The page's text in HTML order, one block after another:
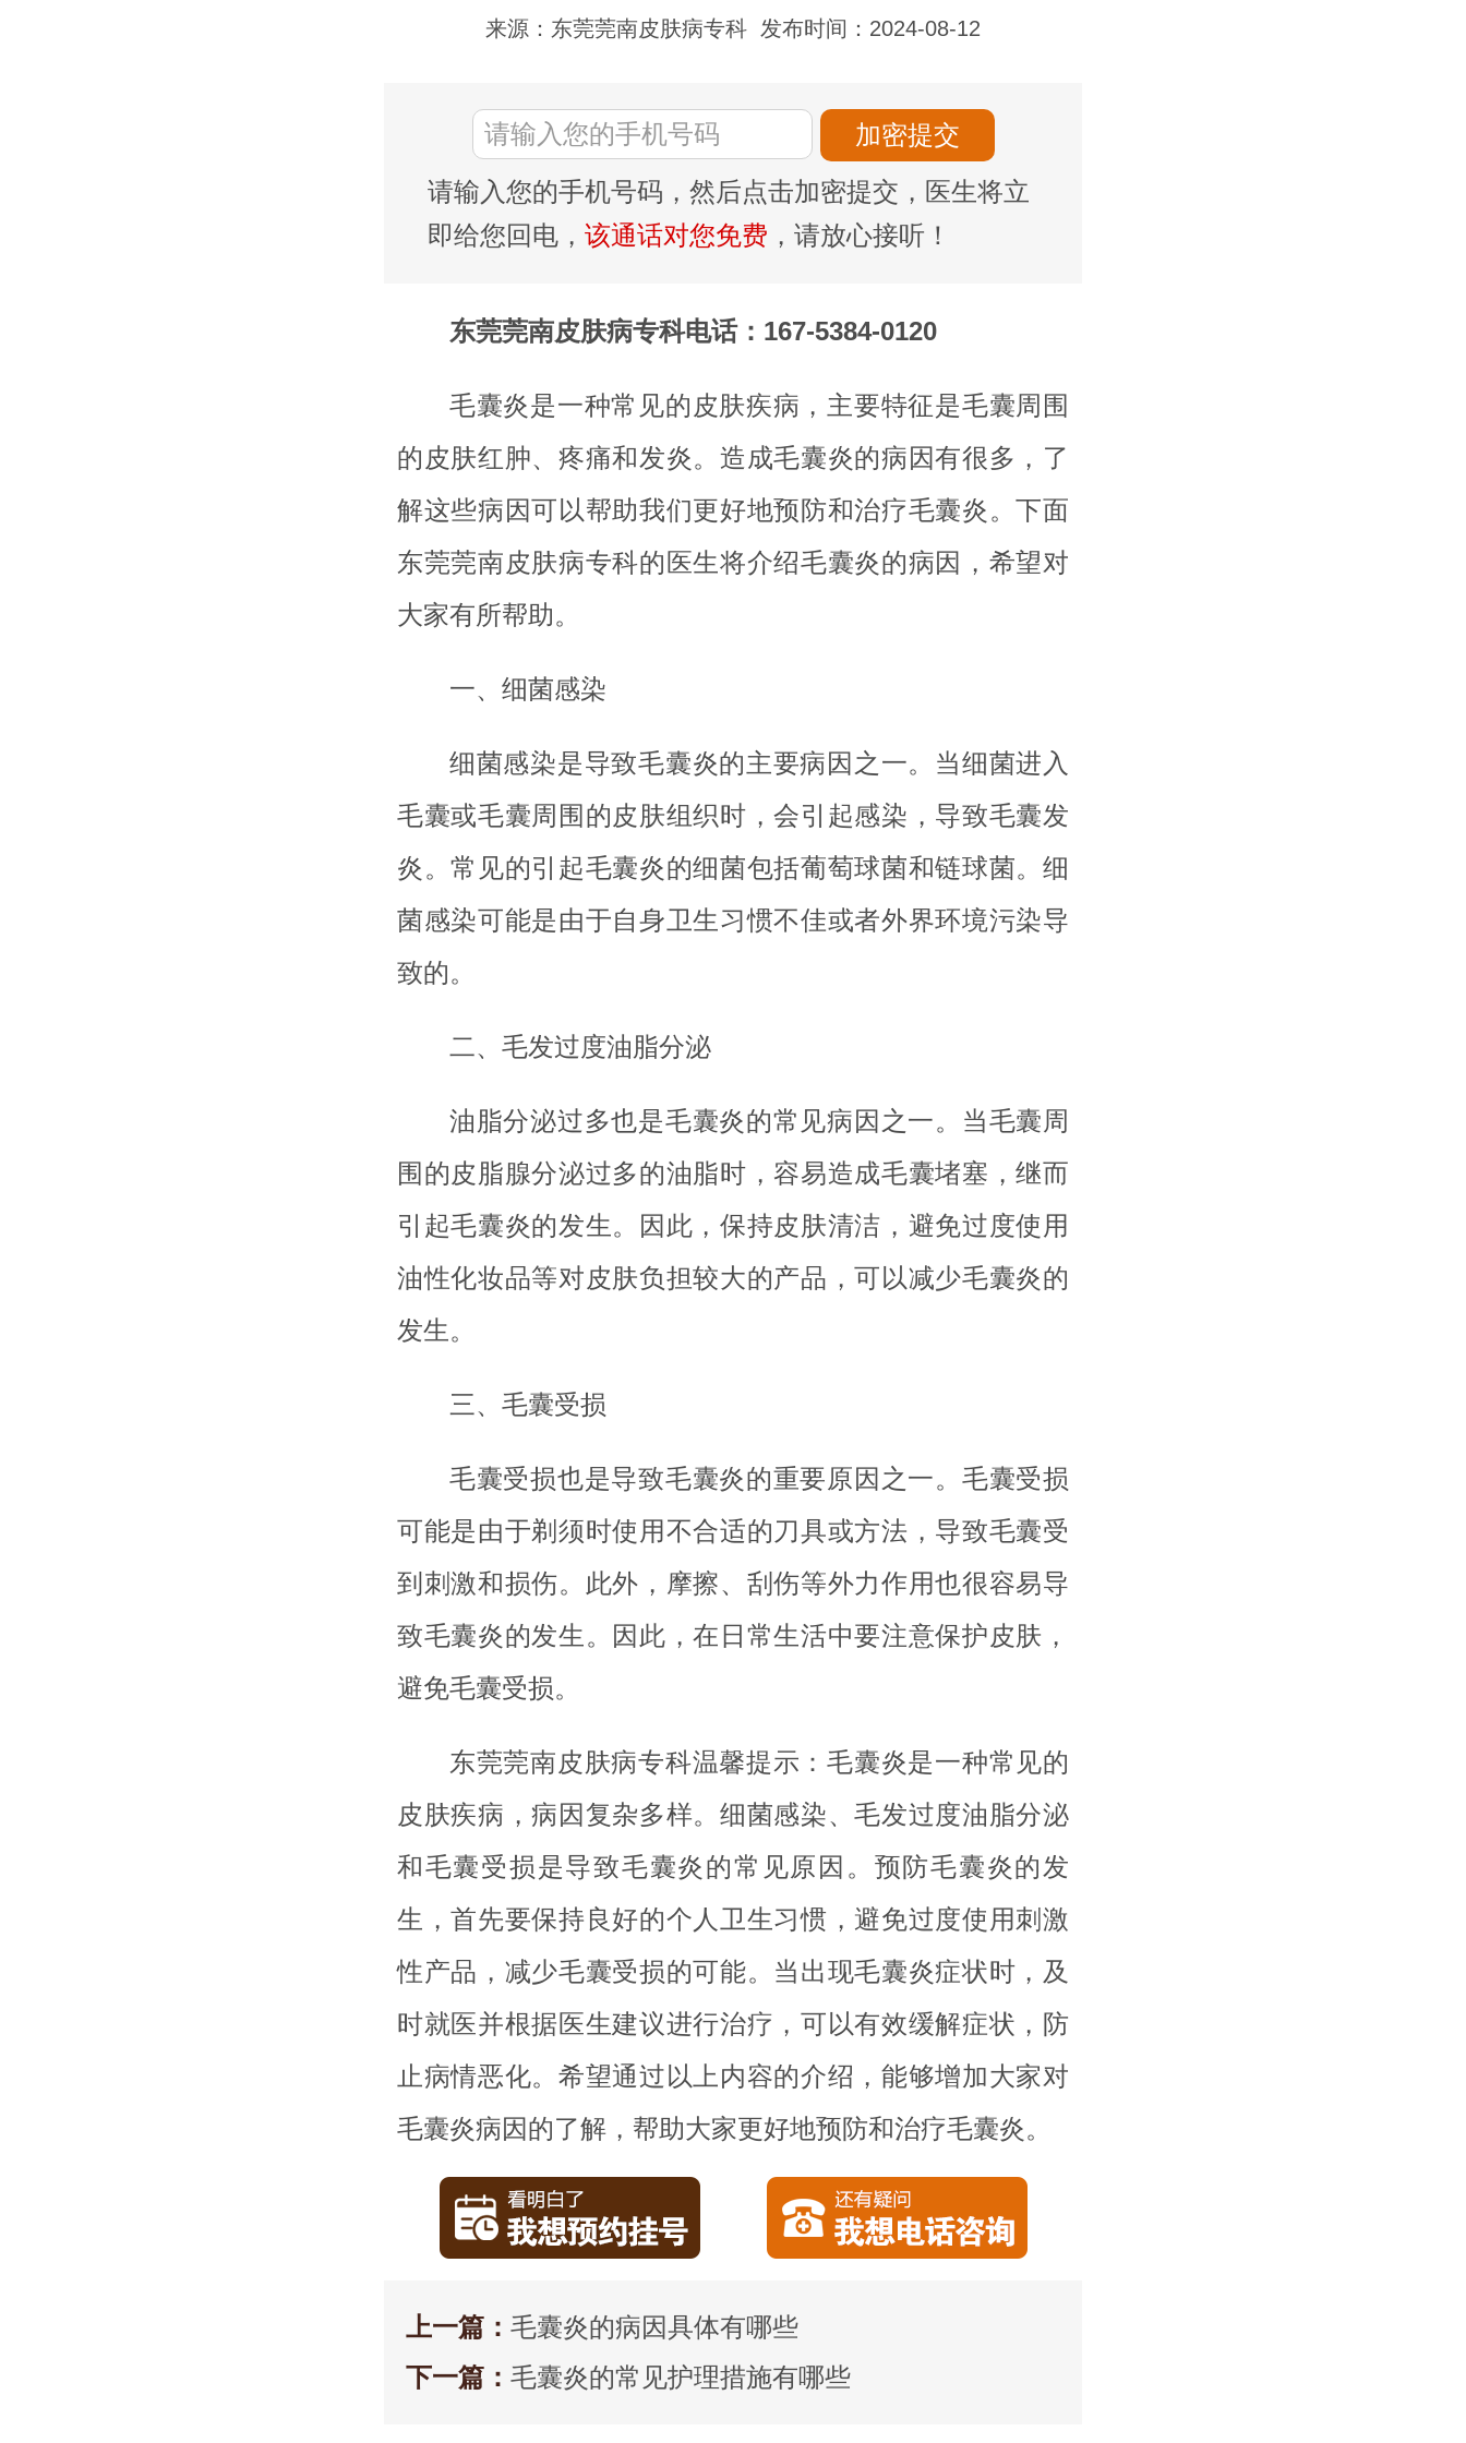
来源：东莞莞南皮肤病专科 发布时间：2024-08-12
请输入您的手机号码，然后点击加密提交，医生将立
即给您回电， 该通话对您免费 ，请放心接听！
东莞莞南皮肤病专科电话：167-5384-0120
毛囊炎是一种常见的皮肤疾病，主要特征是毛囊周围
的皮肤红肿、疼痛和发炎。造成毛囊炎的病因有很多，了
解这些病因可以帮助我们更好地预防和治疗毛囊炎。下面
东莞莞南皮肤病专科的医生将介绍毛囊炎的病因，希望对
大家有所帮助。
一、细菌感染
细菌感染是导致毛囊炎的主要病因之一。当细菌进入
毛囊或毛囊周围的皮肤组织时，会引起感染，导致毛囊发
炎。常见的引起毛囊炎的细菌包括葡萄球菌和链球菌。细
菌感染可能是由于自身卫生习惯不佳或者外界环境污染导
致的。
二、毛发过度油脂分泌
油脂分泌过多也是毛囊炎的常见病因之一。当毛囊周
围的皮脂腺分泌过多的油脂时，容易造成毛囊堵塞，继而
引起毛囊炎的发生。因此，保持皮肤清洁，避免过度使用
油性化妆品等对皮肤负担较大的产品，可以减少毛囊炎的
发生。
三、毛囊受损
毛囊受损也是导致毛囊炎的重要原因之一。毛囊受损
可能是由于剃须时使用不合适的刀具或方法，导致毛囊受
到刺激和损伤。此外，摩擦、刮伤等外力作用也很容易导
致毛囊炎的发生。因此，在日常生活中要注意保护皮肤，
避免毛囊受损。
东莞莞南皮肤病专科温馨提示：毛囊炎是一种常见的
皮肤疾病，病因复杂多样。细菌感染、毛发过度油脂分泌
和毛囊受损是导致毛囊炎的常见原因。预防毛囊炎的发
生，首先要保持良好的个人卫生习惯，避免过度使用刺激
性产品，减少毛囊受损的可能。当出现毛囊炎症状时，及
时就医并根据医生建议进行治疗，可以有效缓解症状，防
止病情恶化。希望通过以上内容的介绍，能够增加大家对
毛囊炎病因的了解，帮助大家更好地预防和治疗毛囊炎。
上一篇： 毛囊炎的病因具体有哪些
下一篇： 毛囊炎的常见护理措施有哪些